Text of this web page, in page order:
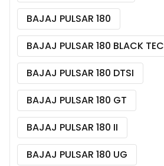
BAJAJ PULSAR 180
BAJAJ PULSAR 180 BLACK TEC
BAJAJ PULSAR 180 DTSI
BAJAJ PULSAR 180 GT
BAJAJ PULSAR 180 II
BAJAJ PULSAR 180 UG